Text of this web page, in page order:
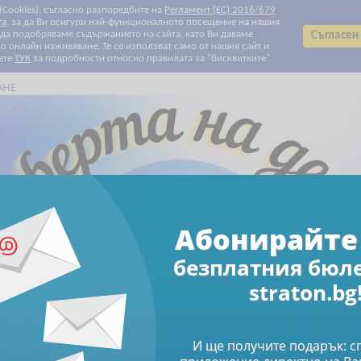
съгласно разпоредбите на Регламент (ЕС) 2016/679
, за да Ви осигури най-функционалното посещение на нашия
подобряваме съдържанието на сайта, като Ви даваме
изживяване. Те се използват само от нашия сайт и
ТУК за подробности относно правилата за "бисквитките".
Всички категории
Всички категории
Биографии
Данъчно облагане и такси
Електронни книги
Електронни списания
За Вашите деца и внуци
За родители
За храната с любов
Здраве
Клубни карти и ваучери
Печатни списания
Право
Продажби и маркетинг
Професионални умения
Свободно време
Счетоводство
Труд и осигуряване
Финанси и инвестиции
Човешки ресурси
Намаления Абонирайте се за бюлетин
Печатни списания Счетоводно списание 10 с ДДС -
10 с ДДС - брой
Абонирайте
безплатния
И ще получите подарък: